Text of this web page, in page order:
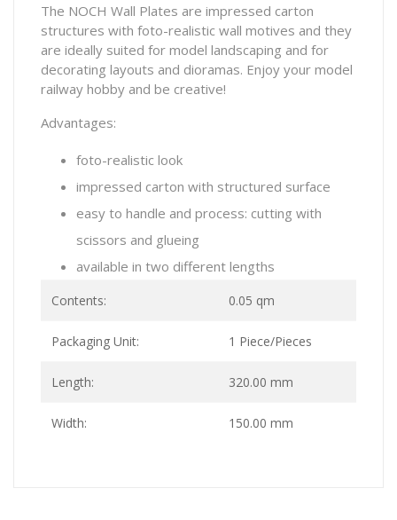
The NOCH Wall Plates are impressed carton
structures with foto-realistic wall motives and they
are ideally suited for model landscaping and for
decorating layouts and dioramas. Enjoy your model
railway hobby and be creative!
Advantages:
foto-realistic look
impressed carton with structured surface
easy to handle and process: cutting with
scissors and glueing
available in two different lengths
Contents: 0.05 qm
Packaging Unit: 1 Piece/Pieces
Length: 320.00 mm
Width: 150.00 mm